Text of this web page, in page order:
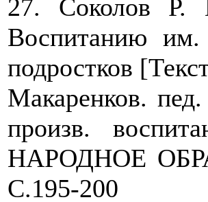
27. Соколов Р.
Воспитанию
подростков
Макаренков.
произв.
НАРОДНОЕ
C.195-200